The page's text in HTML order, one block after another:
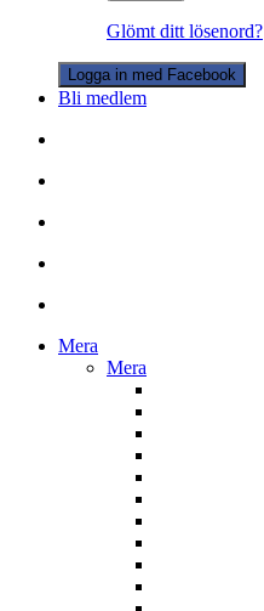
Glömt ditt lösenord?
Logga in med Facebook
Bli medlem
Mera
Mera